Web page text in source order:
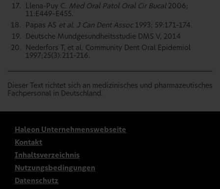
Llena-Puy C. Med Oral Patol Oral Cir Bucal 2006;
11:E449–E455.
Papas AS et al. J Can Dent Assoc 1993; 59:171–174.
Deutsche Mundgesundheitsstudie DMS V, 2014
Nederfors T, et al. Community Dent Oral Epidemiol
1997;25(3):211–216.
Dieser Text richtet sich an medizinisches und pharmazeutisches
Fachpersonal in Deutschland.
Haleon Unternehmenswebseite
Kontakt
Inhaltsverzeichnis
Nutzungsbedingungen
Datenschutz